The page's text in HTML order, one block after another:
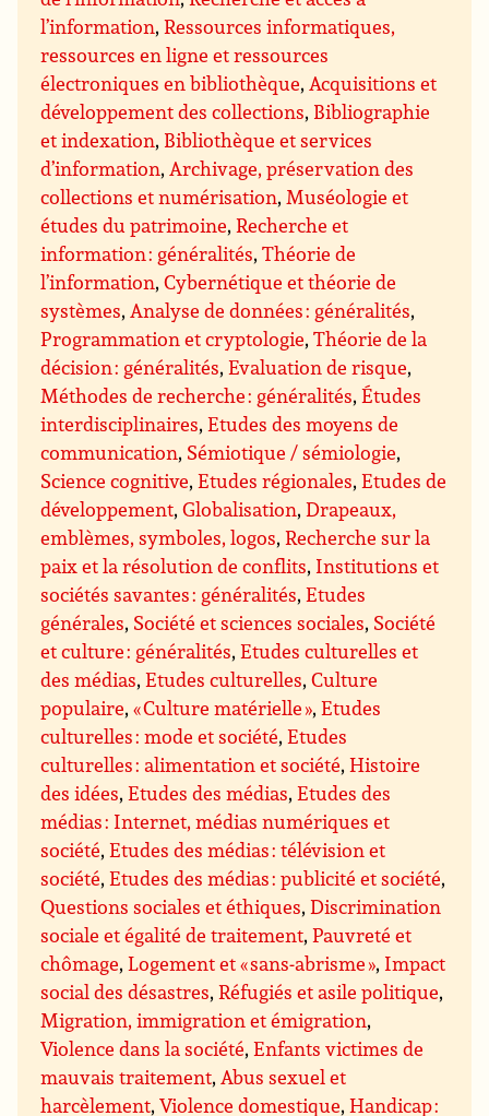
l’information,Ressources informatiques,
ressources en ligne et ressources
électroniques en bibliothèque,Acquisitions et
développement des collections, Bibliographie
et indexation, Bibliothèque et services
d’information,Archivage, préservation des
collections et numérisation,Muséologie et
études du patrimoine,Recherche et
information : généralités,Théorie de
l’information,Cybernétique et théorie de
systèmes,Analyse de données : généralités,
Programmation et cryptologie,Théorie de la
décision : généralités,Evaluation de risque,
Méthodes de recherche : généralités,Études
interdisciplinaires,Etudes des moyens de
communication, Sémiotique / sémiologie,
Science cognitive,Etudes régionales,Etudes de
développement,Globalisation,Drapeaux,
emblèmes, symboles, logos,Recherche sur la
paix et la résolution de conflits, Institutions et
sociétés savantes : généralités,Etudes
générales, Société et sciences sociales, Société
et culture : généralités,Etudes culturelles et
des médias,Etudes culturelles,Culture
populaire,« Culture matérielle »,Etudes
culturelles : mode et société,Etudes
culturelles : alimentation et société,Histoire
des idées,Etudes des médias,Etudes des
médias : Internet, médias numériques et
société,Etudes des médias : télévision et
société,Etudes des médias : publicité et société,
Questions sociales et éthiques,Discrimination
sociale et égalité de traitement,Pauvreté et
chômage,Logement et « sans-abrisme », Impact
social des désastres,Réfugiés et asile politique,
Migration, immigration et émigration,
Violence dans la société,Enfants victimes de
mauvais traitement,Abus sexuel et
harcèlement,Violence domestique,Handicap :